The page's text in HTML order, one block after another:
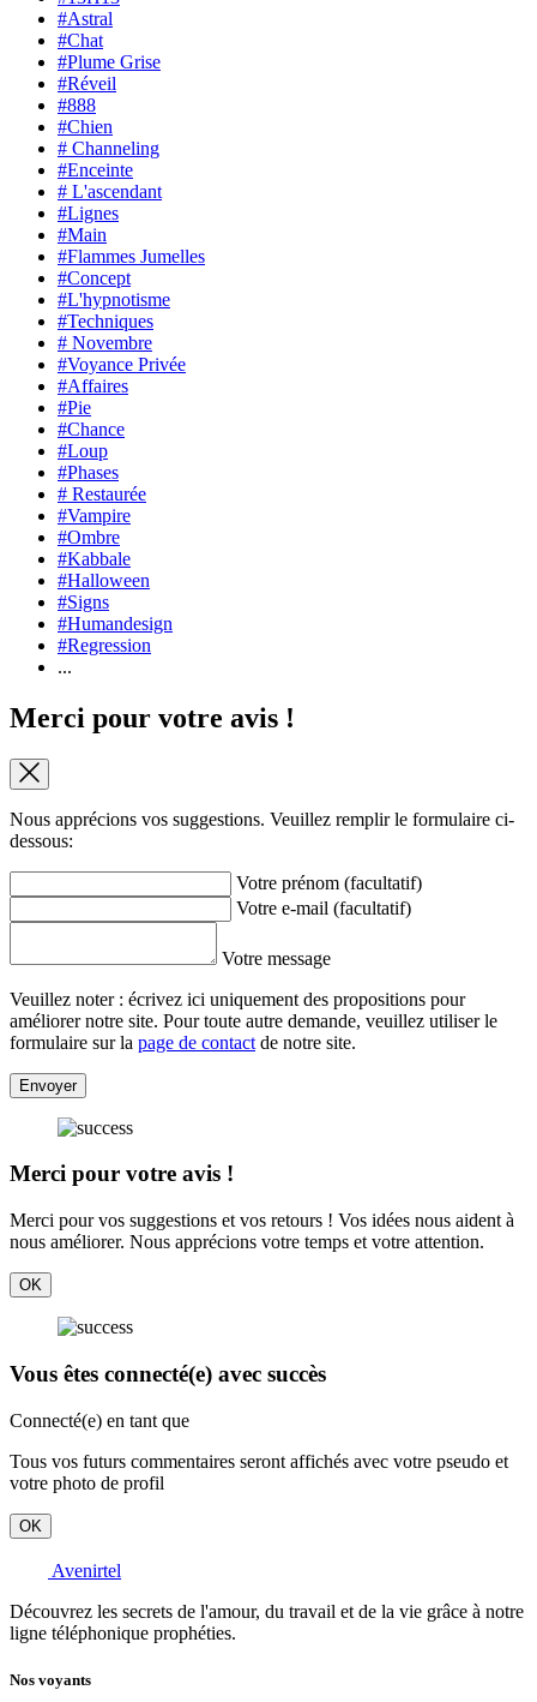
#Astral
#Chat
#Plume Grise
#Réveil
#888
#Chien
# Channeling
#Enceinte
# L'ascendant
#Lignes
#Main
#Flammes Jumelles
#Concept
#L'hypnotisme
#Techniques
# Novembre
#Voyance Privée
#Affaires
#Pie
#Chance
#Loup
#Phases
# Restaurée
#Vampire
#Ombre
#Kabbale
#Halloween
#Signs
#Humandesign
#Regression
...
Merci pour votre avis !
Nous apprécions vos suggestions. Veuillez remplir le formulaire ci-
dessous:
Votre prénom (facultatif)
Votre e-mail (facultatif)
Votre message
Veuillez noter : écrivez ici uniquement des propositions pour
améliorer notre site. Pour toute autre demande, veuillez utiliser le
formulaire sur la page de contact de notre site.
Envoyer
Merci pour votre avis !
Merci pour vos suggestions et vos retours ! Vos idées nous aident à
nous améliorer. Nous apprécions votre temps et votre attention.
OK
Vous êtes connecté(e) avec succès
Connecté(e) en tant que
Tous vos futurs commentaires seront affichés avec votre pseudo et
votre photo de profil
OK
Avenirtel
Découvrez les secrets de l'amour, du travail et de la vie grâce à notre
ligne téléphonique prophéties.
Nos voyants